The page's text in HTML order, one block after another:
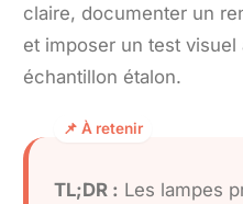
claire, documenter un
et imposer un test
échantillon étalon.
TL;DR : Les lampes